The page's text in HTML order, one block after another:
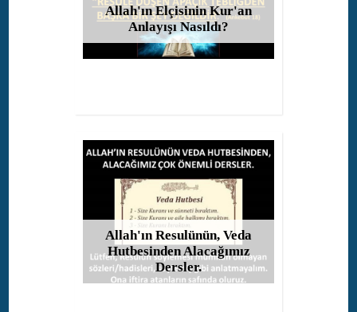
Allah'ın Elçisinin Kur'an
Anlayışı Nasıldı?
Allah'ın Resulünün, Veda
Hutbesinden Alacağımız
Dersler.